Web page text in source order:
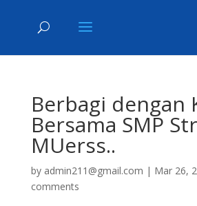
Berbagi dengan
Bersama SMP
MUerss..
by admin211@gmail.com | Mar 26,
comments